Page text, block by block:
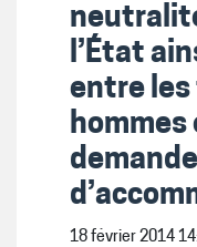
l’État
entre les
hommes
18 février 2014